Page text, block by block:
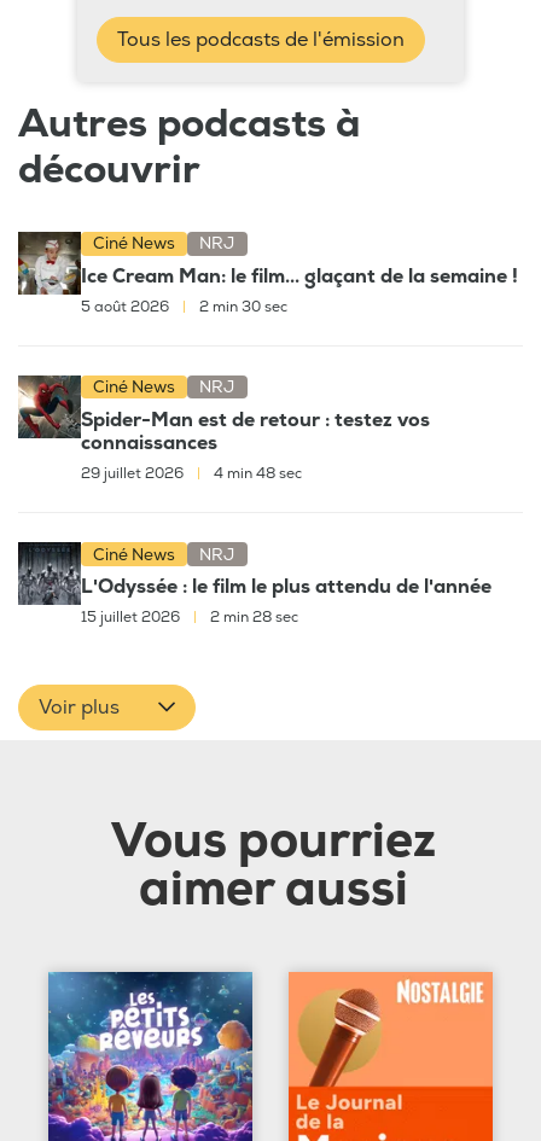
Tous les podcasts de l'émission
Autres podcasts à
découvrir
Ciné News NRJ
Ice Cream Man: le film... glaçant de la semaine !
5 août 2026 2 min 30 sec
Ciné News NRJ
Spider-Man est de retour : testez vos
connaissances
29 juillet 2026 4 min 48 sec
Ciné News NRJ
L'Odyssée : le film le plus attendu de l'année
15 juillet 2026 | 2 min 28 sec
Voir plus
Vous pourriez
aimer aussi